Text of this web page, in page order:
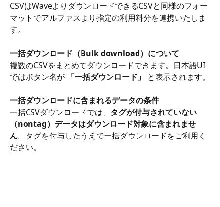
CSVはWaveよりダウンロードできるCSVと同様のフォー
マットでアルファスより指定の利用料分を連携いたしま
す。
一括ダウンロード（Bulk download）について
複数のCSVをまとめてダウンロードできます。日本語UI
ではボタン名が 「一括ダウンロード」 と表示されます。
一括ダウンロードに含まれるデータの条件
一括CSVダウンロードでは、 タグが付与されていない
（nontag）データはダウンロード対象に含まれませ
ん。タグを付与したうえで一括ダウンロードをご利用く
ださい。